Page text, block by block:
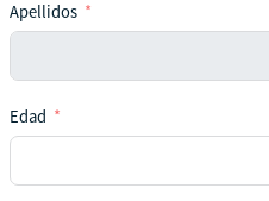
Apellidos
Edad